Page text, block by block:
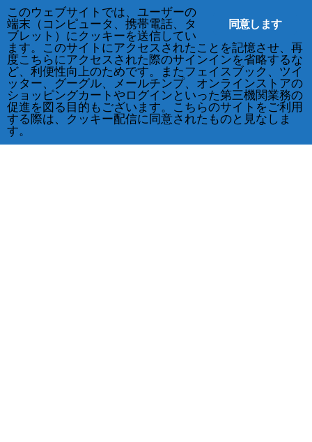
同意します
このウェブサイトでは、ユーザーの
端末（コンピュータ、携帯電話、タ
ブレット）にクッキーを送信してい
ます。このサイトにアクセスされたことを記憶させ、再
度こちらにアクセスされた際のサインインを省略するな
ど、利便性向上のためです。またフェイスブック、ツイ
ッター、グーグル、メールチンプ、オンラインストアの
ショッピングカートやログインといった第三機関業務の
促進を図る目的もございます。こちらのサイトをご利用
する際は、クッキー配信に同意されたものと見なしま
す。